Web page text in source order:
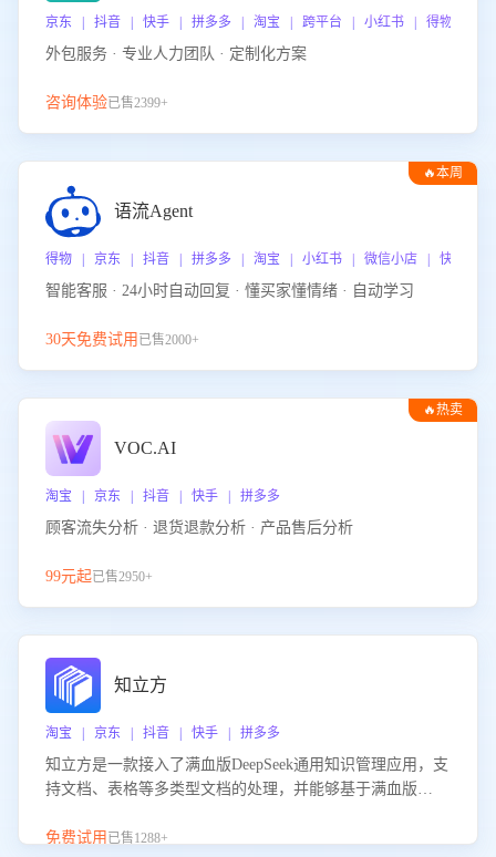
京东 | 抖音 | 快手 | 拼多多 | 淘宝 | 跨平台 | 小红书 | 得物 | 企
外包服务 · 专业人力团队 · 定制化方案
咨询体验已售2399+
🔥本周
语流Agent
得物 | 京东 | 抖音 | 拼多多 | 淘宝 | 小红书 | 微信小店 | 快手 |
智能客服 · 24小时自动回复 · 懂买家懂情绪 · 自动学习
30天免费试用 已售2000+
🔥热卖
VOC.AI
淘宝 | 京东 | 抖音 | 快手 | 拼多多
顾客流失分析 · 退货退款分析 · 产品售后分析
99元起已售2950+
知立方
淘宝 | 京东 | 抖音 | 快手 | 拼多多
知立方是一款接入了满血版DeepSeek通用知识管理应用，支
持文档、表格等多类型文档的处理，并能够基于满血版
识支持，帮助用户高效管理和利用知识资源。通过该产品，
免费试用 已售1288+